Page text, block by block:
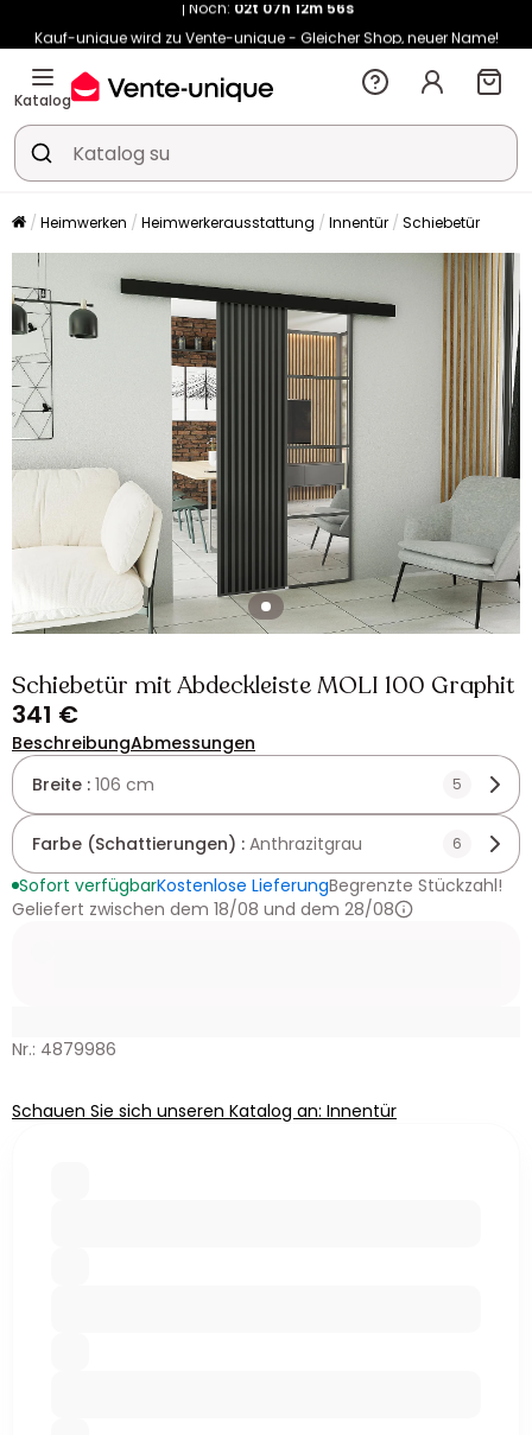
-10% ab 400€ mitHEAT10auf Vente-unique-Produkte
Noch:
Katalog
Heimwerken Heimwerkerausstattung Innentür Schiebetür
Schiebetür mit Abdeckleiste MOLI 100 Graphit
341 €
BeschreibungAbmessungen
Breite : 106 cm 5
Farbe (Schattierungen) : Anthrazitgrau 6
Sofort verfügbarKostenlose LieferungBegrenzte Stückzahl!
Geliefert zwischen dem 18/08 und dem 28/08
Nr.: 4879986
Schauen Sie sich unseren Katalog an: Innentür